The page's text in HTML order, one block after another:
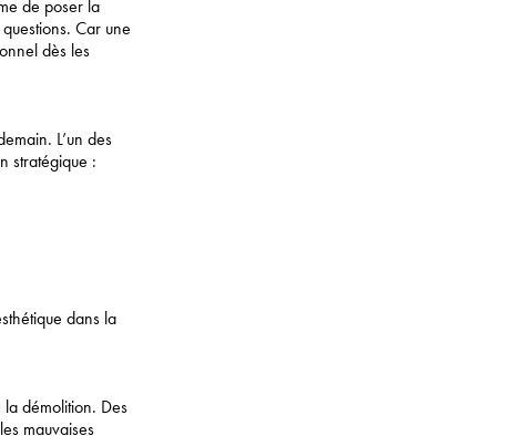
de poser la
Car une
dès les
L’un des
stratégique :
dans la
démolition. Des
mauvaises